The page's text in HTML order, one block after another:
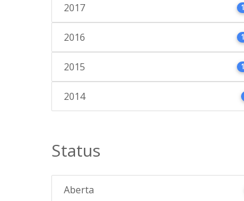
2017
2016
2015
2014
Status
Aberta